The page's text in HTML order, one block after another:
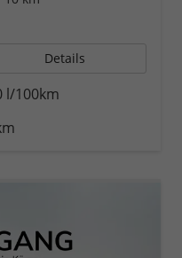
Details
l/100km